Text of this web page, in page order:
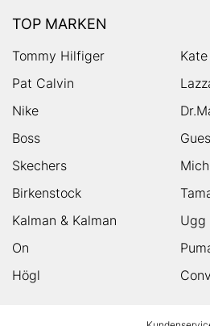
TOP MARKEN
Tommy Hilfiger
Pat Calvin
Nike
Boss
Skechers
Birkenstock
Kalman & Kalman
Ugg
On
Högl